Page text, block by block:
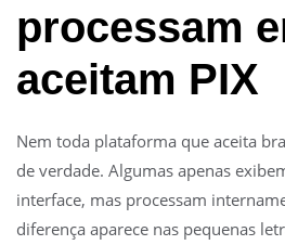
processam
aceitam PIX
Nem toda plataforma que aceita
de verdade. Algumas apenas
interface, mas processam
diferença aparece nas pequenas